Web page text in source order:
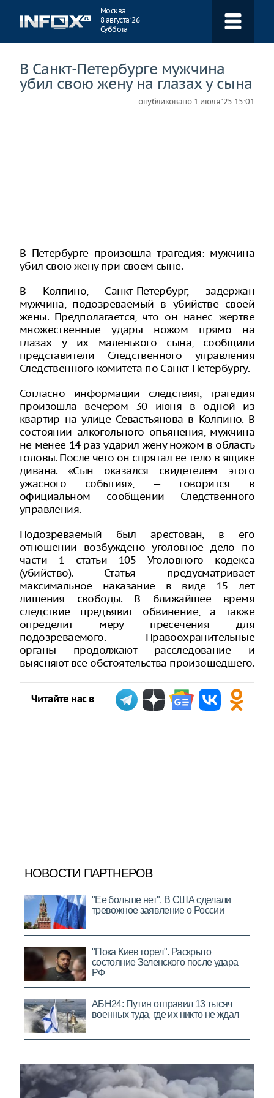
Москва
8 августа ‘26
Суббота
В Санкт-Петербурге мужчина
убил свою жену на глазах у сына
опубликовано 1 июля ‘25 15:01
В Петербурге произошла трагедия: мужчина
убил свою жену при своем сыне.
В Колпино, Санкт-Петербург, задержан
мужчина, подозреваемый в убийстве своей
жены. Предполагается, что он нанес жертве
множественные удары ножом прямо на
глазах у их маленького сына, сообщили
представители Следственного управления
Следственного комитета по Санкт-Петербургу.
Согласно информации следствия, трагедия
произошла вечером 30 июня в одной из
квартир на улице Севастьянова в Колпино. В
состоянии алкогольного опьянения, мужчина
не менее 14 раз ударил жену ножом в область
головы. После чего он спрятал её тело в ящике
дивана. «Сын оказался свидетелем этого
ужасного события», — говорится в
официальном сообщении Следственного
управления.
Подозреваемый был арестован, в его
отношении возбуждено уголовное дело по
части 1 статьи 105 Уголовного кодекса
(убийство). Статья предусматривает
максимальное наказание в виде 15 лет
лишения свободы. В ближайшее время
следствие предъявит обвинение, а также
определит меру пресечения для
подозреваемого. Правоохранительные
органы продолжают расследование и
выясняют все обстоятельства произошедшего.
Читайте нас в